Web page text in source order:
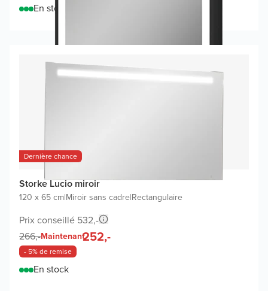
En stock
Dernière chance
Storke Lucio miroir
120 x 65 cm|Miroir sans cadre|Rectangulaire
Prix conseillé 532,-
266,-Maintenant252,-
- 5% de remise
En stock